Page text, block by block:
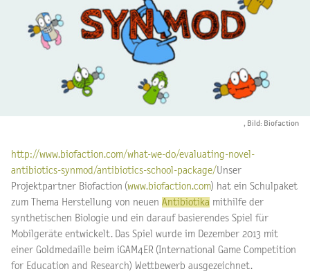
, Bild: Biofaction
http://www.biofaction.com/what-we-do/evaluating-novel-
antibiotics-synmod/antibiotics-school-package/Unser
Projektpartner Biofaction (www.biofaction.com) hat ein Schulpaket
zum Thema Herstellung von neuen Antibiotika mithilfe der
synthetischen Biologie und ein darauf basierendes Spiel für
Mobilgeräte entwickelt. Das Spiel wurde im Dezember 2013 mit
einer Goldmedaille beim iGAM4ER (International Game Competition
for Education and Research) Wettbewerb ausgezeichnet.